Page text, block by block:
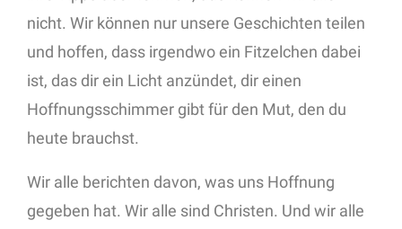
nicht. Wir können nur unsere Geschichten teilen
und hoffen, dass irgendwo ein Fitzelchen dabei
ist, das dir ein Licht anzündet, dir einen
Hoffnungsschimmer gibt für den Mut, den du
heute brauchst.
Wir alle berichten davon, was uns Hoffnung
gegeben hat. Wir alle sind Christen. Und wir alle